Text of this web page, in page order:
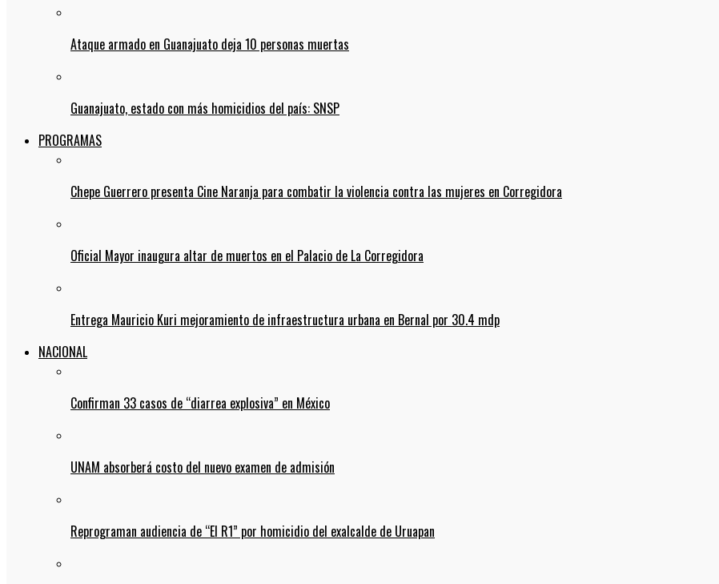
Ataque armado en Guanajuato deja 10 personas muertas
Guanajuato, estado con más homicidios del país: SNSP
PROGRAMAS
Chepe Guerrero presenta Cine Naranja para combatir la violencia contra las mujeres en Corregidora
Oficial Mayor inaugura altar de muertos en el Palacio de La Corregidora
Entrega Mauricio Kuri mejoramiento de infraestructura urbana en Bernal por 30.4 mdp
NACIONAL
Confirman 33 casos de “diarrea explosiva” en México
UNAM absorberá costo del nuevo examen de admisión
Reprograman audiencia de “El R1” por homicidio del exalcalde de Uruapan